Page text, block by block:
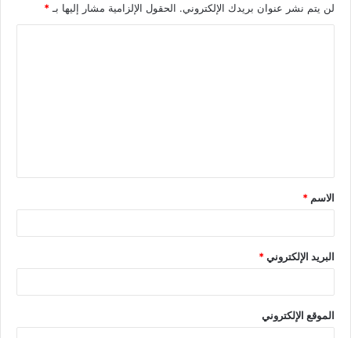
لن يتم نشر عنوان بريدك الإلكتروني. الحقول الإلزامية مشار إليها بـ *
الاسم *
البريد الإلكتروني*
الموقع الإلكتروني